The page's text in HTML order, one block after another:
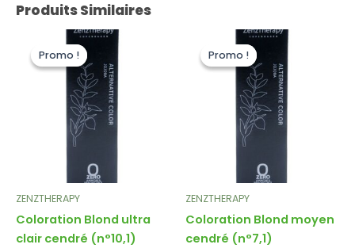
Produits Similaires
Promo !
Promo !
ZENZTHERAPY
Coloration Blond ultra
clair cendré (n°10,1)
prix
initial
était :
22,00 €.
Le
actuel
est :
11,00 €.
Promo !
Promo !
ZENZTHERAPY
Coloration Blond moyen
cendré (n°7,1)
prix
initial
était :
22,00 €.
Le
actuel
est :
11,00 €.